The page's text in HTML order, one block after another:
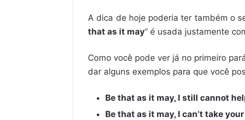
A dica de hoje poderia ter também o
that as it may” é usada justamente
Como você pode ver já no primeiro
dar alguns exemplos para que você
Be that as it may, I still cannot
Be that as it may, I can’t take